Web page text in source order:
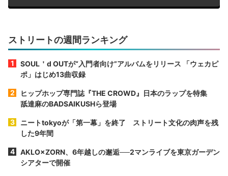
ストリートの週間ランキング
SOUL＇d OUTが“入門者向け”アルバムをリリース 「ウェカピ
ポ」はじめ13曲収録
ヒップホップ専門誌『THE CROWD』日本のラップを特集
舐達麻のBADSAIKUSHら登場
ニートtokyoが「第一幕」を終了 ストリート文化の肉声を残
した9年間
AKLO×ZORN、6年越しの邂逅──2マンライブを東京ガーデン
シアターで開催